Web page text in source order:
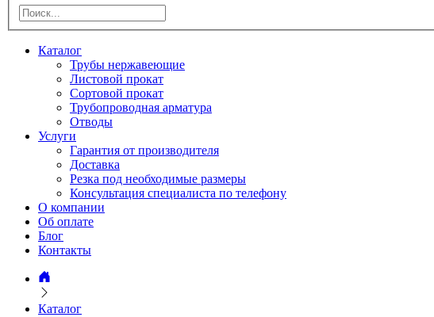
Каталог
Трубы нержавеющие
Листовой прокат
Сортовой прокат
Трубопроводная арматура
Отводы
Услуги
Гарантия от производителя
Доставка
Резка под необходимые размеры
Консультация специалиста по телефону
О компании
Об оплате
Блог
Контакты
Каталог